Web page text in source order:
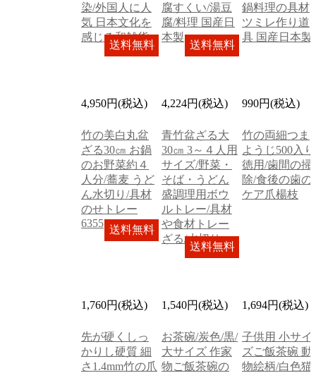
染/外国人に人
気 日本文化を
感じる和雑貨
送料無料
腐すくい/湯豆
腐/料理 国産日
本製
送料無料
鍋料理の具材
ツミレ作り道
具 国産日本製
4,950円(税込)
竹の美白丸盆
ざる30㎝ お鍋
のお野菜約４
人分/蕎麦 うど
ん水切り/具材
のせトレー
6355
送料無料
4,224円(税込)
青竹盆ざる大
30㎝ 3～４人用
サイズ/野菜・
そば・うどん
盛調理用ボウ
ルトレー/具材
や食材トレー
ざる/水切り
送料無料
990円(税込)
竹の両細つま
ようじ500入り
徳用/歯間の掃
除/食後の歯の
ケア爪楊枝
1,760円(税込)
先が硬くしっ
かりし硬質 細
さ1.4mm竹の爪
1,540円(税込)
お茶碗/炭色/黒/
大サイズ 作家
物ご飯茶碗の
1,694円(税込)
子供用 小サイ
ズご飯茶碗 動
物絵柄/白色猫